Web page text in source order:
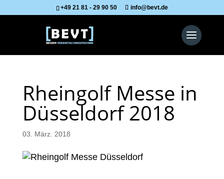
+49 21 81 - 29 90 50 info@bevt.de
Rheingolf Messe in
Düsseldorf 2018
03. März. 2018